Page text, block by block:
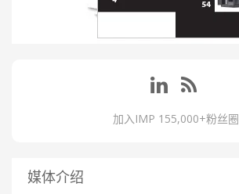
加入IMP 155,000+粉丝圈
媒体介绍